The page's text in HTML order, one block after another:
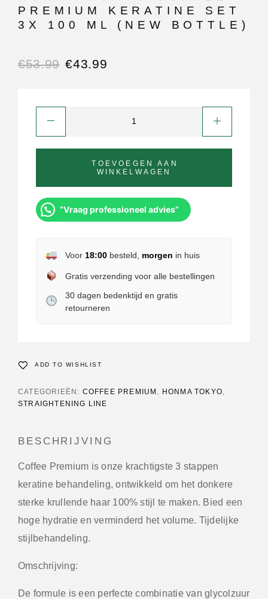
PREMIUM KERATINE SET
3X 100 ML (NEW BOTTLE)
€53.99 €43.99
TOEVOEGEN AAN
WINKELWAGEN
“Vraag professioneel advies”
Voor 18:00besteld, morgen in huis
Gratis verzending voor alle bestellingen
30 dagen bedenktijd en gratis
retourneren
ADD TO WISHLIST
CATEGORIEËN: COFFEE PREMIUM , HONMA TOKYO,
STRAIGHTENING LINE
BESCHRIJVING
Coffee Premium is onze krachtigste 3 stappen
keratine behandeling, ontwikkeld om het donkere
sterke krullende haar 100% stijl te maken. Bied een
hoge hydratie en verminderd het volume. Tijdelijke
stijlbehandeling.
Omschrijving:
De formule is een perfecte combinatie van glycolzuur